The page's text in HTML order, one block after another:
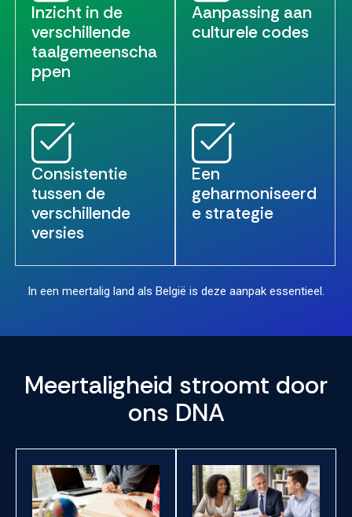
Inzicht in de
verschillende
taalgemeenscha
ppen
Aanpassing aan
culturele codes
Consistentie
tussen de
verschillende
versies
Een
geharmoniseerd
e strategie
In een meertalig land als België is deze aanpak essentieel.
Meertaligheid stroomt door
ons DNA